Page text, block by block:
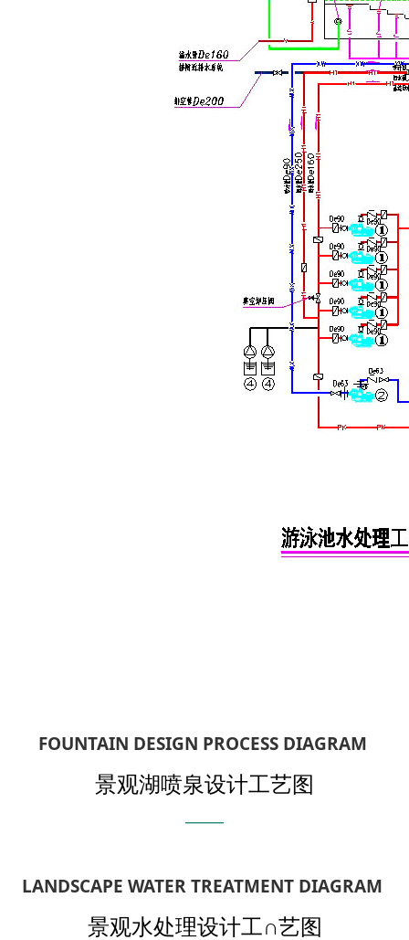
FOUNTAIN DESIGN PROCESS DIAGRAM
景观湖喷泉设计工艺图
———
LANDSCAPE WATER TREATMENT DIAGRAM
景观水处理设计工∩艺图